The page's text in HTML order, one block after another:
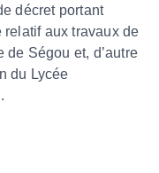
décret portant
relatif aux travaux de
de Ségou et, d’autre
du Lycée